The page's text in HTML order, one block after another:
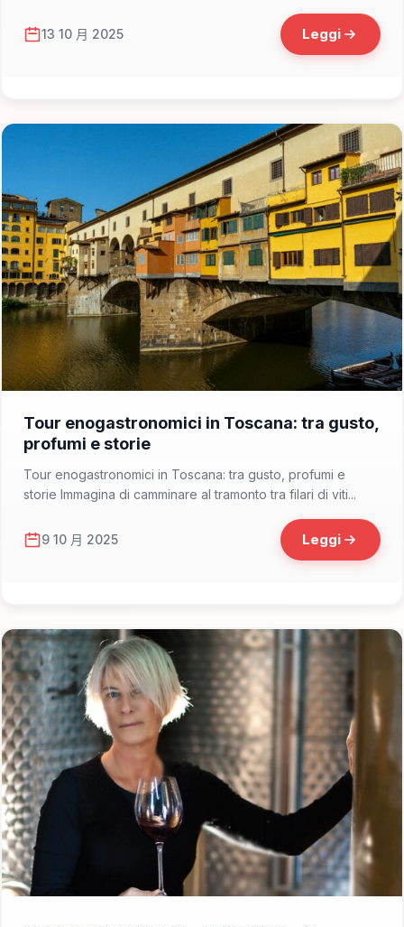
13 10 月 2025 Leggi
Tour enogastronomici in Toscana: tra gusto,
profumi e storie
Tour enogastronomici in Toscana: tra gusto, profumi e
storie Immagina di camminare al tramonto tra filari di viti...
9 10 月 2025 Leggi